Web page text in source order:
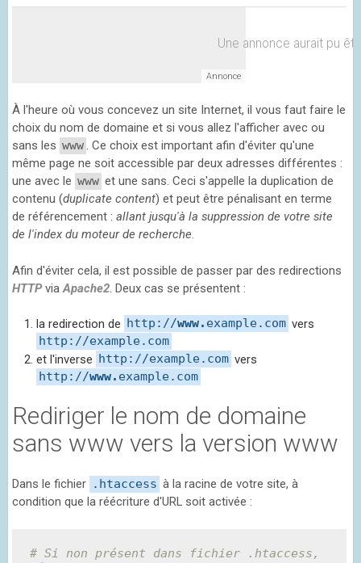
Une annonce aurait pu
À l'heure où vous concevez un site Internet, il vous faut faire le
choix du nom de domaine et si vous allez l'afficher avec ou
sans les www. Ce choix est important afin d'éviter qu'une
même page ne soit accessible par deux adresses différentes :
une avec le www et une sans. Ceci s'appelle la duplication de
contenu (duplicate content) et peut être pénalisant en terme
de référencement : allant jusqu'à la suppression de votre site
de l'index du moteur de recherche.
Afin d'éviter cela, il est possible de passer par des redirections
HTTPvia Apache2 . Deux cas se présentent :
la redirection de http://www. example.com vers
http://example.com
et l'inverse http://example.com vers
http://www. example.com
Rediriger le nom de domaine
sans www vers la version www
Dans le fichier .htaccess à la racine de votre site, à
condition que la réécriture d'URL soit activée :
# Si non présent dans fichier .htaccess,